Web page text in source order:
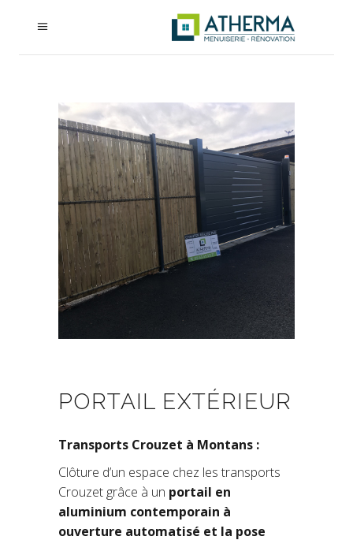
PORTAIL EXTÉRIEUR
Transports Crouzet à Montans :
Clôture d’un espace chez les transports
Crouzet grâce à un portail en
aluminium contemporain à
ouverture automatisé et la pose